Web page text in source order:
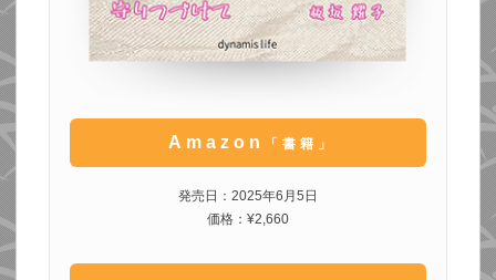
Amazon 「書籍」
発売日：2025年6月5日
価格：¥2,660